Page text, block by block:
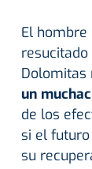
El hombre
Dolomitas
un
de los
si el
su